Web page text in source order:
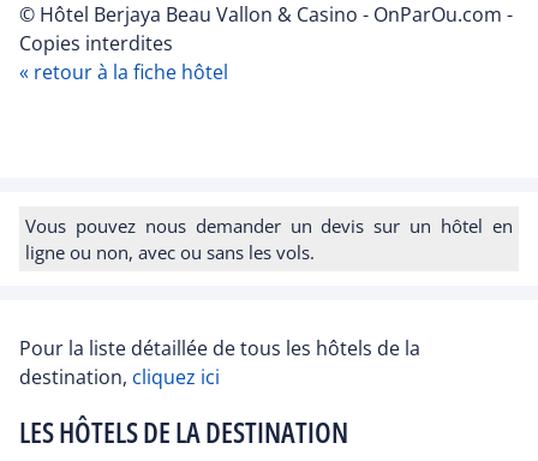
© Hôtel Berjaya Beau Vallon & Casino - OnParOu.com -
Copies interdites
« retour à la fiche hôtel
Vous pouvez nous demander un devis sur un hôtel en
ligne ou non, avec ou sans les vols.
Pour la liste détaillée de tous les hôtels de la
destination, cliquez ici
LES HÔTELS DE LA DESTINATION